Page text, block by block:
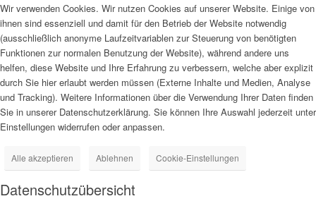
Wir verwenden Cookies. Wir nutzen Cookies auf unserer Website. Einige von
ihnen sind essenziell und damit für den Betrieb der Website notwendig
(ausschließlich anonyme Laufzeitvariablen zur Steuerung von benötigten
Funktionen zur normalen Benutzung der Website), während andere uns
helfen, diese Website und Ihre Erfahrung zu verbessern, welche aber explizit
durch Sie hier erlaubt werden müssen (Externe Inhalte und Medien, Analyse
und Tracking). Weitere Informationen über die Verwendung Ihrer Daten finden
Sie in unserer Datenschutzerklärung. Sie können Ihre Auswahl jederzeit unter
Einstellungen widerrufen oder anpassen.
Alle akzeptieren Ablehnen Cookie-Einstellungen
Datenschutzübersicht